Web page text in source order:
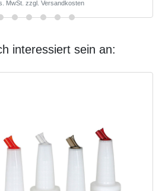
MwSt. zzgl. Versandkosten
interessiert sein an: